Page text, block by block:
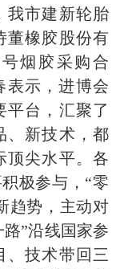
我市建新轮胎
董橡胶股份有
烟胶采购合
表示，进博会
平台，汇聚了
、新技术，都
顶尖水平。各
极参与，“零
趋势，主动对
”沿线国家参
、技术带回三